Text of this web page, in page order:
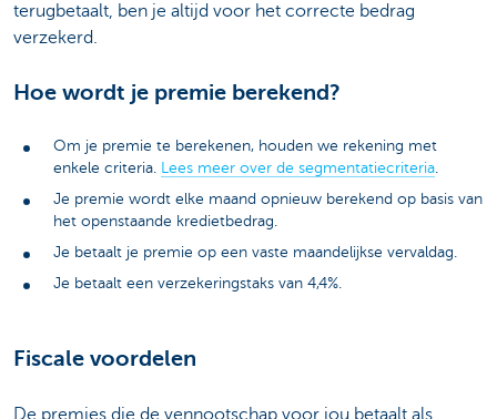
terugbetaalt, ben je altijd voor het correcte bedrag
verzekerd.
Hoe wordt je premie berekend?
Om je premie te berekenen, houden we rekening met
enkele criteria. Lees meer over de segmentatiecriteria.
Je premie wordt elke maand opnieuw berekend op basis van
het openstaande kredietbedrag.
Je betaalt je premie op een vaste maandelijkse vervaldag.
Je betaalt een verzekeringstaks van 4,4%.
Fiscale voordelen